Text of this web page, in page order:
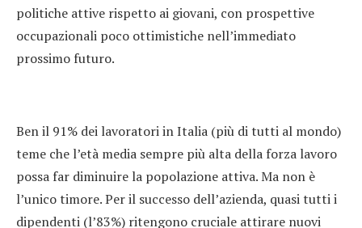
politiche attive rispetto ai giovani, con prospettive
occupazionali poco ottimistiche nell’immediato
prossimo futuro.
Ben il 91% dei lavoratori in Italia (più di tutti al mondo)
teme che l’età media sempre più alta della forza lavoro
possa far diminuire la popolazione attiva. Ma non è
l’unico timore. Per il successo dell’azienda, quasi tutti i
dipendenti (l’83%) ritengono cruciale attirare nuovi